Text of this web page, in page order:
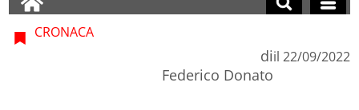
CRONACA
di
Federico Donato
il 22/09/2022